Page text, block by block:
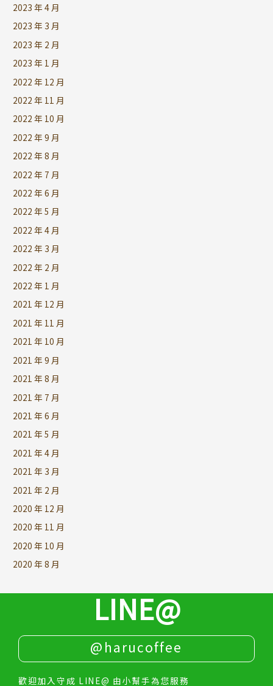
2023 年 4 月
2023 年 3 月
2023 年 2 月
2023 年 1 月
2022 年 12 月
2022 年 11 月
2022 年 10 月
2022 年 9 月
2022 年 8 月
2022 年 7 月
2022 年 6 月
2022 年 5 月
2022 年 4 月
2022 年 3 月
2022 年 2 月
2022 年 1 月
2021 年 12 月
2021 年 11 月
2021 年 10 月
2021 年 9 月
2021 年 8 月
2021 年 7 月
2021 年 6 月
2021 年 5 月
2021 年 4 月
2021 年 3 月
2021 年 2 月
2020 年 12 月
2020 年 11 月
2020 年 10 月
2020 年 8 月
LINE@
@harucoffee
歡迎加入守成 LINE@ 由小幫手為您服務